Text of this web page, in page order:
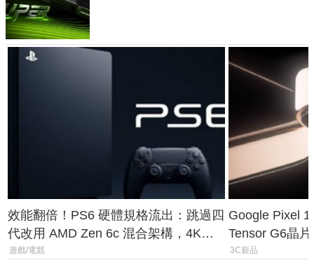
效能翻倍！PS6 硬體規格流出：跳過四
代改用 AMD Zen 6c 混合架構，4K
120fps 與全光追時代來臨
遊戲/電競
Google Pixel
Tensor G6晶
元
3C新品